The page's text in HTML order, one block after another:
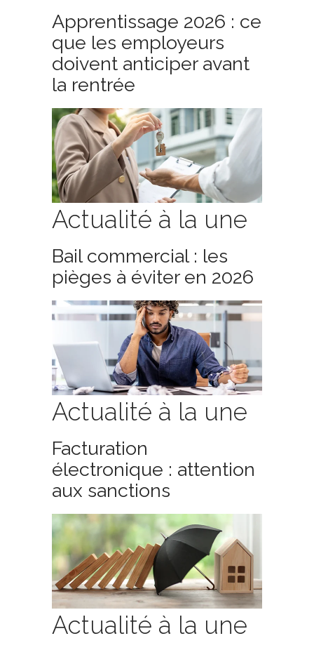
Apprentissage 2026 : ce
que les employeurs
doivent anticiper avant
la rentrée
Actualité à la une
Bail commercial : les
pièges à éviter en 2026
Actualité à la une
Facturation
électronique : attention
aux sanctions
Actualité à la une